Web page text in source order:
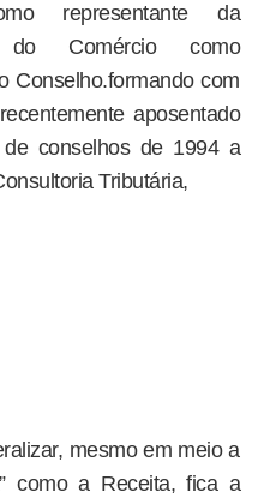
representante da
do Comércio como
Conselho.formando com
aposentado
conselhos de 1994 a
Tributária,
mesmo em meio a
como a Receita, fica a